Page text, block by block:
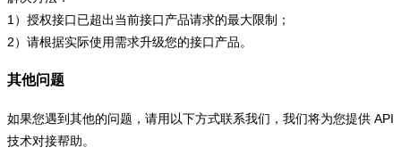
1）授权接口已超出当前接口产品请求的最大限制；
2）请根据实际使用需求升级您的接口产品。
其他问题
如果您遇到其他的问题，请用以下方式联系我们，我们将为您提供 API
技术对接帮助。